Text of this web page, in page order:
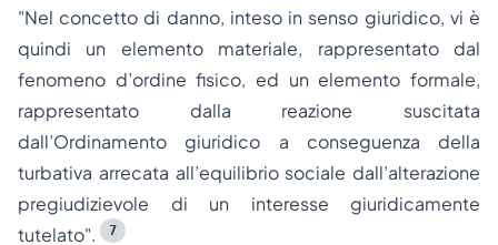
"Nel concetto di danno, inteso in senso giuridico, vi è
quindi un elemento materiale, rappresentato dal
fenomeno d’ordine fisico, ed un elemento formale,
rappresentato dalla reazione suscitata
dall’Ordinamento giuridico a conseguenza della
turbativa arrecata all’equilibrio sociale dall’alterazione
pregiudizievole di un interesse giuridicamente
tutelato". 7